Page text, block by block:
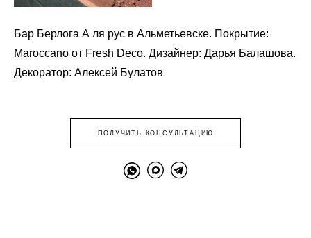
Бар Берлога А ля рус в Альметьевске. Покрытие:
Maroccano от Fresh Deco. Дизайнер: Дарья Балашова.
Декоратор: Алексей Булатов
ПОЛУЧИТЬ КОНСУЛЬТАЦИЮ